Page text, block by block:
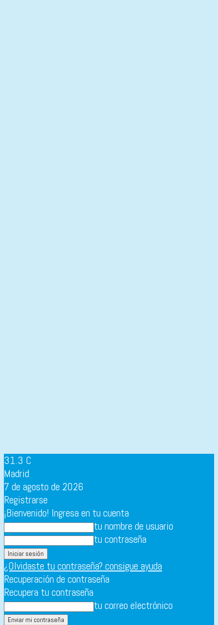
31.3 C
Madrid
7 de agosto de 2026
Registrarse
¡Bienvenido! Ingresa en tu cuenta
tu nombre de usuario
tu contraseña
¿Olvidaste tu contraseña? consigue ayuda
Recuperación de contraseña
Recupera tu contraseña
tu correo electrónico